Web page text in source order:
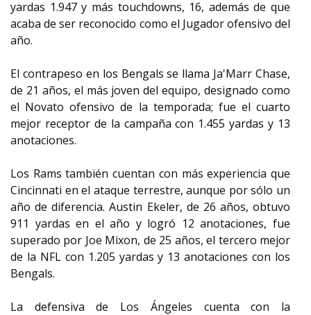
yardas 1.947 y más touchdowns, 16, además de que
acaba de ser reconocido como el Jugador ofensivo del
año.
El contrapeso en los Bengals se llama Ja'Marr Chase,
de 21 años, el más joven del equipo, designado como
el Novato ofensivo de la temporada; fue el cuarto
mejor receptor de la campaña con 1.455 yardas y 13
anotaciones.
Los Rams también cuentan con más experiencia que
Cincinnati en el ataque terrestre, aunque por sólo un
año de diferencia. Austin Ekeler, de 26 años, obtuvo
911 yardas en el año y logró 12 anotaciones, fue
superado por Joe Mixon, de 25 años, el tercero mejor
de la NFL con 1.205 yardas y 13 anotaciones con los
Bengals.
La defensiva de Los Ángeles cuenta con la